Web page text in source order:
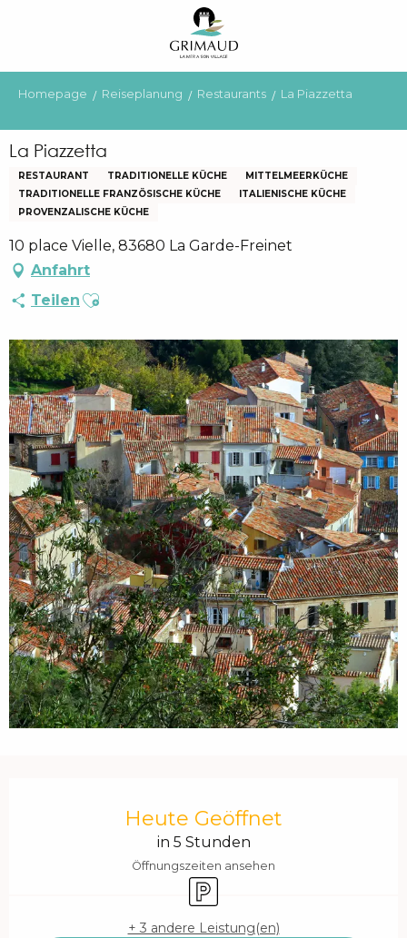
principal
Homepage Reiseplanung Restaurants La Piazzetta
La Piazzetta
RESTAURANT TRADITIONELLE KÜCHE
MITTELMEERKÜCHE
TRADITIONELLE FRANZÖSISCHE KÜCHE
ITALIENISCHE KÜCHE
PROVENZALISCHE KÜCHE
10 place Vielle, 83680 La Garde-Freinet
Anfahrt
Teilen Ajouter aux favoris
Heute Geöffnet
in 5 Stunden
Öffnungszeiten ansehen
Parkplatz
+ 3 andere Leistung(en)